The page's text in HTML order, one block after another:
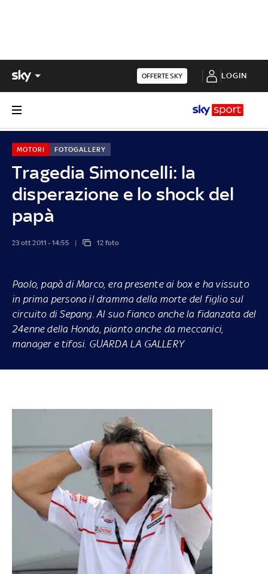
OFFERTE SKY LOGIN
Tragedia Simoncelli: la
disperazione e lo shock del
papà
MOTORI FOTOGALLERY
23 ott 2011 - 14:55 12 foto
Paolo, papà di Marco, era presente ai box e ha vissuto
in prima persona il dramma della morte del figlio sul
circuito di Sepang. Al suo fianco anche la fidanzata del
24enne della Honda, pianto anche da meccanici,
manager e tifosi. GUARDA LA GALLERY